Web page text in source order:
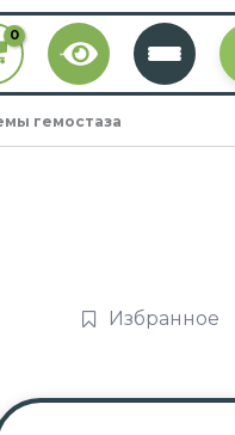
гемостаза
Избранное